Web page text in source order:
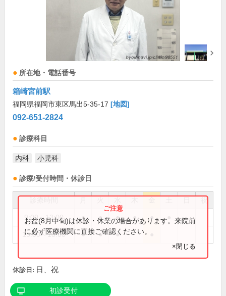
所在地・電話番号
箱崎宮前駅
福岡県福岡市東区馬出5-35-17 [地図]
092-651-2824
診療科目
内科 小児科
診療/受付時間・休診日
祝
9:00～13:00 ● ● ● ● ●
15:00～18:00 ● ● ●
お盆(8月中旬)は休診・休業の場合があります。来院前
に必ず医療機関に直接ご確認ください。
×閉じる
休診日: 日、祝
初診受付